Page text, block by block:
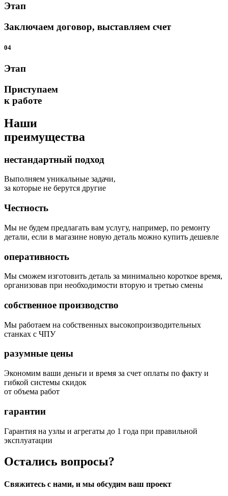
Этап
Заключаем договор, выставляем счет
04
Этап
Приступаем
к работе
Наши
преимущества
нестандартный подход
Выполняем уникальные задачи,
за которые не берутся другие
Честность
Мы не будем предлагать вам услугу, например, по ремонту
детали, если в магазине новую деталь можно купить дешевле
оперативность
Мы сможем изготовить деталь за минимально короткое время,
организовав при необходимости вторую и третью смены
собственное производство
Мы работаем на собственных высокопроизводительных
станках с ЧПУ
разумные цены
Экономим ваши деньги и время за счет оплаты по факту и
гибкой системы скидок
от объема работ
гарантии
Гарантия на узлы и агрегаты до 1 года при правильной
эксплуатации
Остались вопросы?
Свяжитесь с нами, и мы обсудим ваш проект